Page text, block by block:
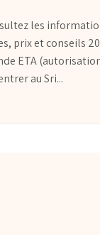
les
ETA
au Sri...